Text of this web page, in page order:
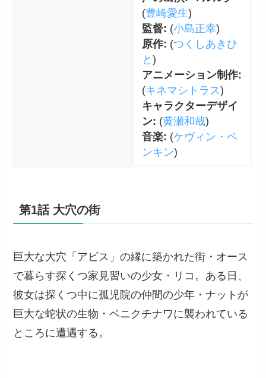
(豊崎愛生)
監督: (小島正幸)
原作: (つくしあきひ
と )
アニメーション制作:
(キネマシトラス)
キャラクターデザイ
ン: (黄瀬和哉)
音楽: (ケヴィン・ペ
ンキン)
第1話 大穴の街
巨大な大穴「アビス」の縁に築かれた街・オース
で暮らす探くつ家見習いの少女・リコ。ある日、
彼女は探くつ中に孤児院の仲間の少年・ナットが
巨大な蛇状の生物・ベニクチナワに襲われている
ところに遭遇する。